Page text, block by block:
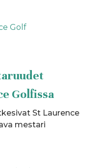
Golfissa
St Laurence
mestari